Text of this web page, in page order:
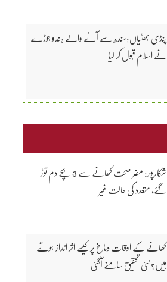
پنڈی بھٹیاں:سندھ سے آنے والے ہندو جوڑے
نے اسلام قبول کر لیا
شکارپور: مضر صحت کھانے سے 3 بچے دم توڑ
گئے، متعدد کی حالت غیر
کھانے کے اوقات دماغ پر کیسے اثر انداز ہوتے
ہیں؟ نئی تحقیق سامنے آگئی